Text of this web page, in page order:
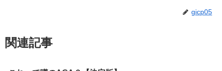
gicp05
関連記事